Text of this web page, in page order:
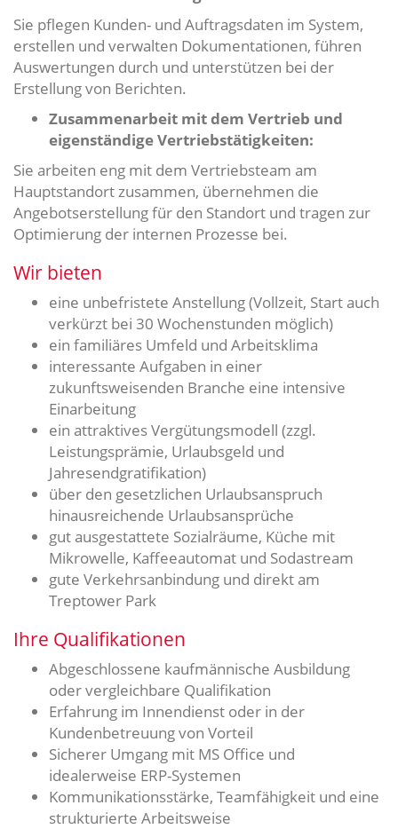
Sie pflegen Kunden- und Auftragsdaten im System,
erstellen und verwalten Dokumentationen, führen
Auswertungen durch und unterstützen bei der
Erstellung von Berichten.
Zusammenarbeit mit dem Vertrieb und
eigenständige Vertriebstätigkeiten:
Sie arbeiten eng mit dem Vertriebsteam am
Hauptstandort zusammen, übernehmen die
Angebotserstellung für den Standort und tragen zur
Optimierung der internen Prozesse bei.
Wir bieten
eine unbefristete Anstellung (Vollzeit, Start auch
verkürzt bei 30 Wochenstunden möglich)
ein familiäres Umfeld und Arbeitsklima
interessante Aufgaben in einer
zukunftsweisenden Branche eine intensive
Einarbeitung
ein attraktives Vergütungsmodell (zzgl.
Leistungsprämie, Urlaubsgeld und
Jahresendgratifikation)
über den gesetzlichen Urlaubsanspruch
hinausreichende Urlaubsansprüche
gut ausgestattete Sozialräume, Küche mit
Mikrowelle, Kaffeeautomat und Sodastream
gute Verkehrsanbindung und direkt am
Treptower Park
Ihre Qualifikationen
Abgeschlossene kaufmännische Ausbildung
oder vergleichbare Qualifikation
Erfahrung im Innendienst oder in der
Kundenbetreuung von Vorteil
Sicherer Umgang mit MS Office und
idealerweise ERP-Systemen
Kommunikationsstärke, Teamfähigkeit und eine
strukturierte Arbeitsweise